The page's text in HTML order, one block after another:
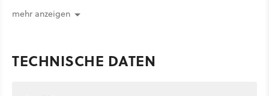
mehr anzeigen
TECHNISCHE DATEN